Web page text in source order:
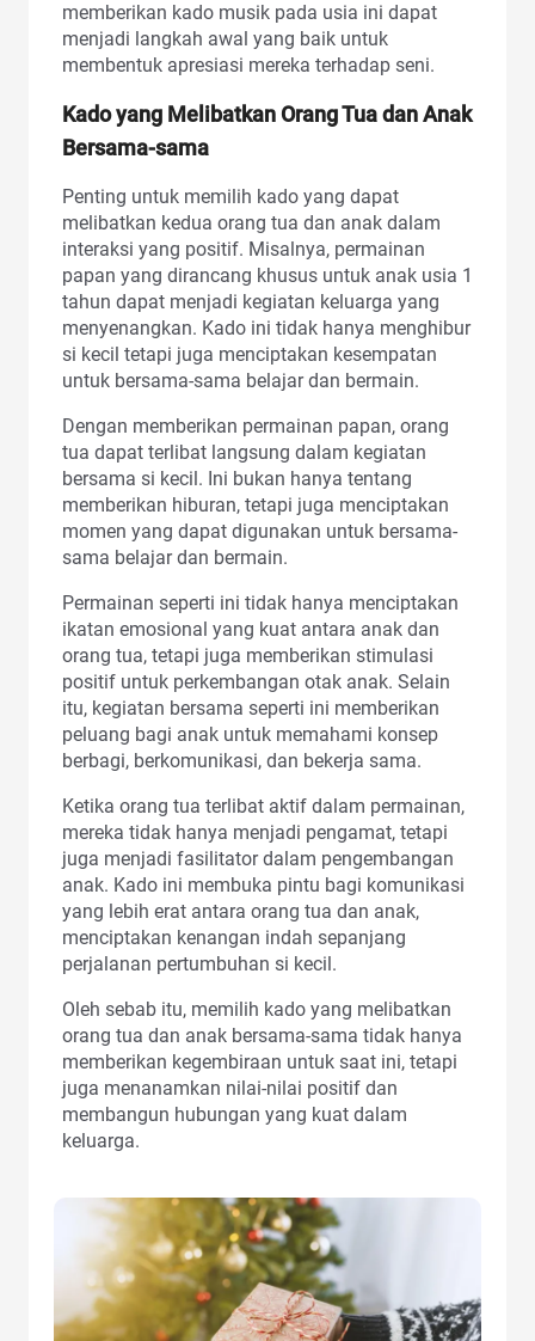
memberikan kado musik pada usia ini dapat
menjadi langkah awal yang baik untuk
membentuk apresiasi mereka terhadap seni.
Kado yang Melibatkan Orang Tua dan Anak
Bersama-sama
Penting untuk memilih kado yang dapat
melibatkan kedua orang tua dan anak dalam
interaksi yang positif. Misalnya, permainan
papan yang dirancang khusus untuk anak usia 1
tahun dapat menjadi kegiatan keluarga yang
menyenangkan. Kado ini tidak hanya menghibur
si kecil tetapi juga menciptakan kesempatan
untuk bersama-sama belajar dan bermain.
Dengan memberikan permainan papan, orang
tua dapat terlibat langsung dalam kegiatan
bersama si kecil. Ini bukan hanya tentang
memberikan hiburan, tetapi juga menciptakan
momen yang dapat digunakan untuk bersama-
sama belajar dan bermain.
Permainan seperti ini tidak hanya menciptakan
ikatan emosional yang kuat antara anak dan
orang tua, tetapi juga memberikan stimulasi
positif untuk perkembangan otak anak. Selain
itu, kegiatan bersama seperti ini memberikan
peluang bagi anak untuk memahami konsep
berbagi, berkomunikasi, dan bekerja sama.
Ketika orang tua terlibat aktif dalam permainan,
mereka tidak hanya menjadi pengamat, tetapi
juga menjadi fasilitator dalam pengembangan
anak. Kado ini membuka pintu bagi komunikasi
yang lebih erat antara orang tua dan anak,
menciptakan kenangan indah sepanjang
perjalanan pertumbuhan si kecil.
Oleh sebab itu, memilih kado yang melibatkan
orang tua dan anak bersama-sama tidak hanya
memberikan kegembiraan untuk saat ini, tetapi
juga menanamkan nilai-nilai positif dan
membangun hubungan yang kuat dalam
keluarga.